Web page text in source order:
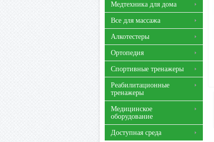
Медтехника для дома
Все для массажа
Алкотестеры
Ортопедия
Спортивные тренажеры
Реабилитационные
тренажеры
Медицинское
оборудование
Доступная среда